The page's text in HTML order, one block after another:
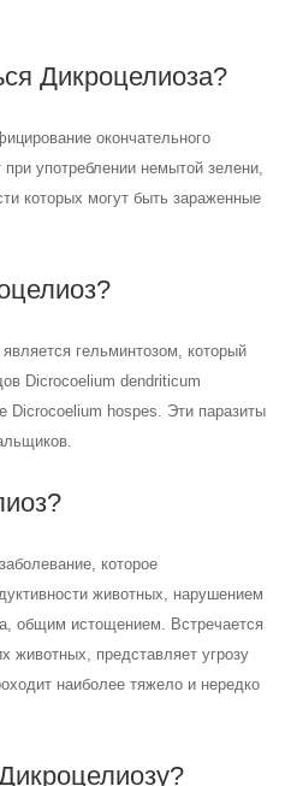
Дикроцелиоза?
окончательного
употреблении немытой зелени,
которых могут быть зараженные
гельминтозом, который
Dicrocoelium dendriticum
Dicrocoelium hospes. Эти паразиты
которое
животных, нарушением
общим истощением. Встречается
животных, представляет угрозу
наиболее тяжело и нередко